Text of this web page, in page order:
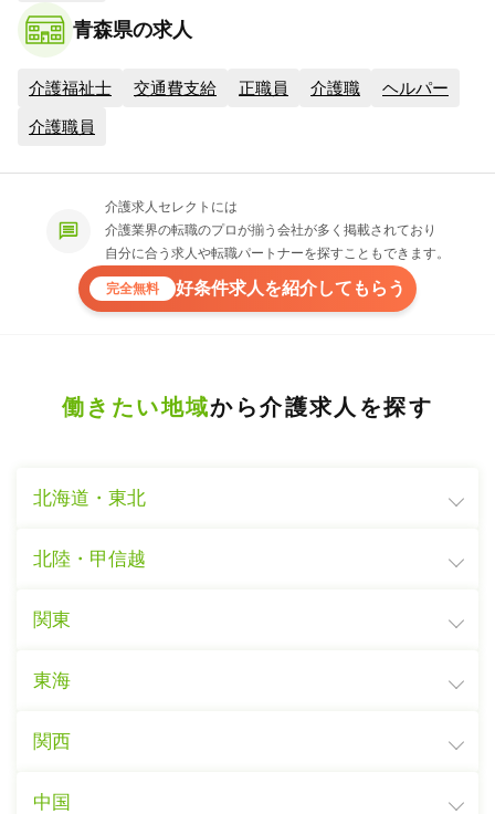
青森県の求人
介護福祉士 交通費支給 正職員 介護職 ヘルパー
介護職員
介護求人セレクトには
介護業界の転職のプロが揃う会社が多く掲載されており
自分に合う求人や転職パートナーを探すこともできます。
完全無料 好条件求人を紹介してもらう
働きたい地域から介護求人を探す
北海道・東北
北陸・甲信越
関東
東海
関西
中国